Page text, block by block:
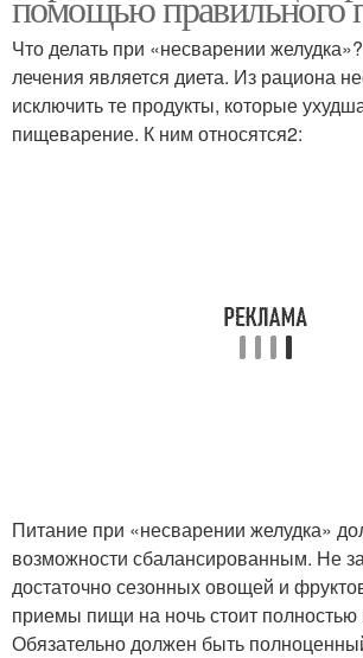
Что делать при «несварении
лечения является диета. Из рациона
исключить те продукты, которые
пищеварение. К ним относятся2:
Питание при «несварении желудка»
возможности сбалансированным. Не
достаточно сезонных овощей и
приемы пищи на ночь стоит полностью
Обязательно должен быть